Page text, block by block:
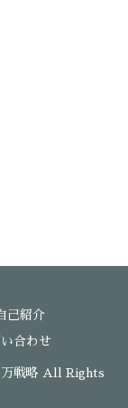
己紹介
い合わせ
戦略 All Rights